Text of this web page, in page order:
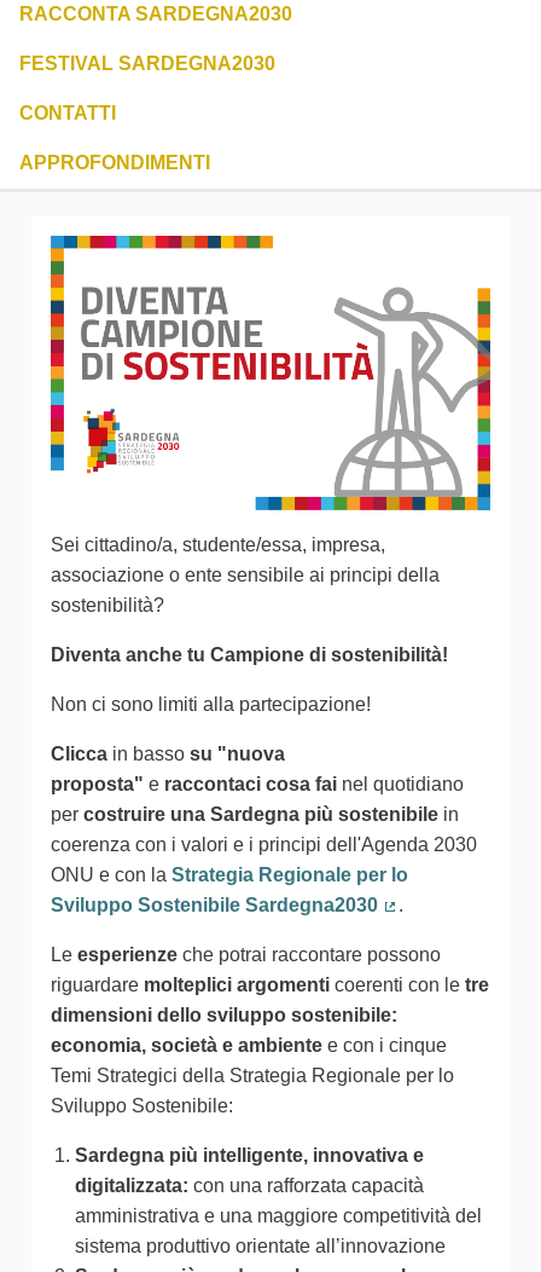
RACCONTA SARDEGNA2030
FESTIVAL SARDEGNA2030
CONTATTI
APPROFONDIMENTI
Sei cittadino/a, studente/essa, impresa,
associazione o ente sensibile ai principi della
sostenibilità?
Diventa anche tu Campione di sostenibilità!
Non ci sono limiti alla partecipazione!
Clicca in basso su "nuova
proposta" e raccontaci cosa fai nel quotidiano
per costruire una Sardegna più sostenibile in
coerenza con i valori e i principi dell'Agenda 2030
ONU e con la Strategia Regionale per lo
Sviluppo Sostenibile Sardegna2030
.
Le esperienze che potrai raccontare possono
riguardare molteplici argomenti coerenti con le tre
dimensioni dello sviluppo sostenibile:
economia, società e ambiente e con i cinque
Temi Strategici della Strategia Regionale per lo
Sviluppo Sostenibile:
Sardegna più intelligente, innovativa e
digitalizzata: con una rafforzata capacità
amministrativa e una maggiore competitività del
sistema produttivo orientate all’innovazione